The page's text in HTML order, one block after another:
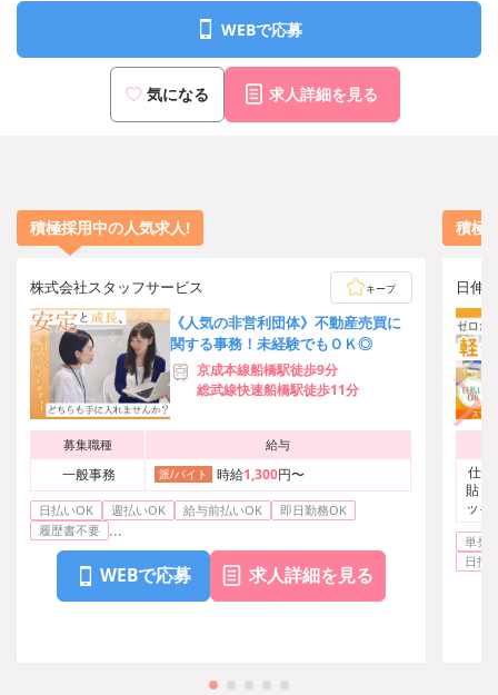
WEBで応募
気になる 求人詳細を見る
積極採用中の人気求人!
株式会社スタッフサービス キープ
《人気の非営利団体》不動産売買に
関する事務！未経験でもＯＫ◎
京成本線船橋駅徒歩9分
総武線快速船橋駅徒歩11分
募集職種 給与
一般事務 派/バイト 時給1,300円〜
日払いOK 週払いOK 給与前払いOK
即日勤務OK
履歴書不要 ...
WEBで応募 求人詳細を見る
積極
日伸
仕分
貼り
ッキ
単発
日払